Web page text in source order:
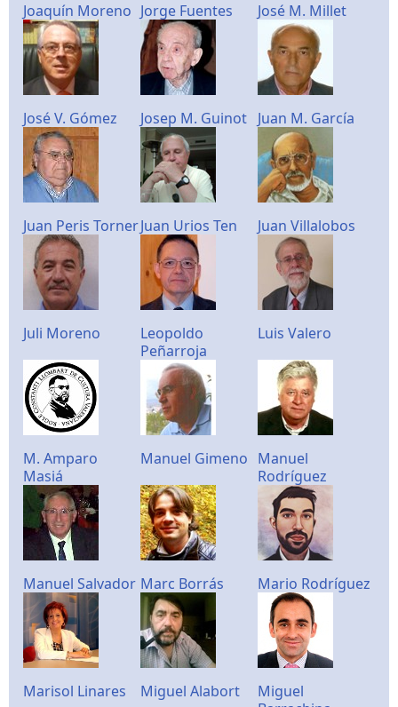
Joaquín Moreno Jorge Fuentes José M. Millet
José V. Gómez Josep M. Guinot Juan M. García
Juan Peris TornerJuan Urios Ten Juan Villalobos
Juli Moreno
Leopoldo
Peñarroja
Luis Valero
M. Amparo
Masiá
Manuel Gimeno Manuel
Rodríguez
Manuel Salvador Marc Borrás Mario Rodríguez
Marisol Linares Miguel Alabort
Miguel